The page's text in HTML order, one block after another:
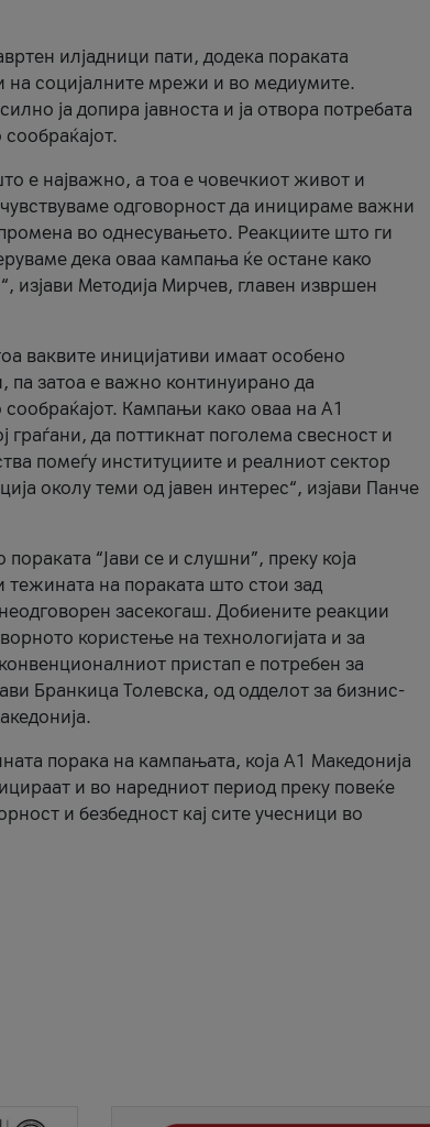
илјадници пати, додека пораката
социјалните мрежи и во медиумите.
ја допира јавноста и ја отвора потребата
е најважно, а тоа е човечкиот живот и
одговорност да иницираме важни
во однесувањето. Реакциите што ги
дека оваа кампања ќе остане како
изјави Методија Мирчев, главен извршен
ваквите иницијативи имаат особено
затоа е важно континуирано да
сообраќајот. Кампањи како оваа на A1
граѓани, да поттикнат поголема свесност и
помеѓу институциите и реалниот сектор
околу теми од јавен интерес“, изјави Панче
“Јави се и слушни”, преку која
тежината на пораката што стои зад
засекогаш. Добиените реакции
користење на технологијата и за
пристап е потребен за
Бранкица Толевска, од одделот за бизнис-
порака на кампањата, која A1 Македонија
и во наредниот период преку повеќе
и безбедност кај сите учесници во